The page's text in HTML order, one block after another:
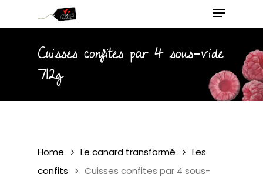
Menu
Cuisses confites par 4 sous-vide
712g
Home Le canard transformé
Les
confits
Cuisses confites par 4 sous-
Menu